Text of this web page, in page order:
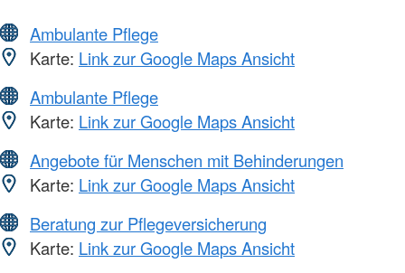
Ambulante Pflege
Karte: Link zur Google Maps Ansicht
Ambulante Pflege
Karte: Link zur Google Maps Ansicht
Angebote für Menschen mit Behinderungen
Karte: Link zur Google Maps Ansicht
Beratung zur Pflegeversicherung
Karte: Link zur Google Maps Ansicht